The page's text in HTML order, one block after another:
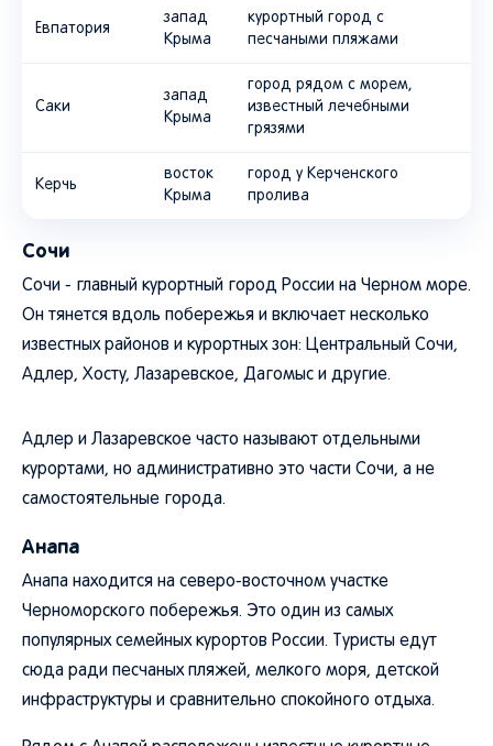
Евпатория
запад
Крыма
курортный город с
песчаными пляжами
Саки
запад
Крыма
город рядом с морем,
известный лечебными
грязями
Керчь
восток
Крыма
город у Керченского
пролива
Сочи
Сочи - главный курортный город России на Черном море.
Он тянется вдоль побережья и включает несколько
известных районов и курортных зон: Центральный Сочи,
Адлер, Хосту, Лазаревское, Дагомыс и другие.
Адлер и Лазаревское часто называют отдельными
курортами, но административно это части Сочи, а не
самостоятельные города.
Анапа
Анапа находится на северо-восточном участке
Черноморского побережья. Это один из самых
популярных семейных курортов России. Туристы едут
сюда ради песчаных пляжей, мелкого моря, детской
инфраструктуры и сравнительно спокойного отдыха.